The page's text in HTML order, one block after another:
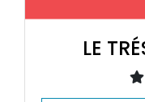
LE